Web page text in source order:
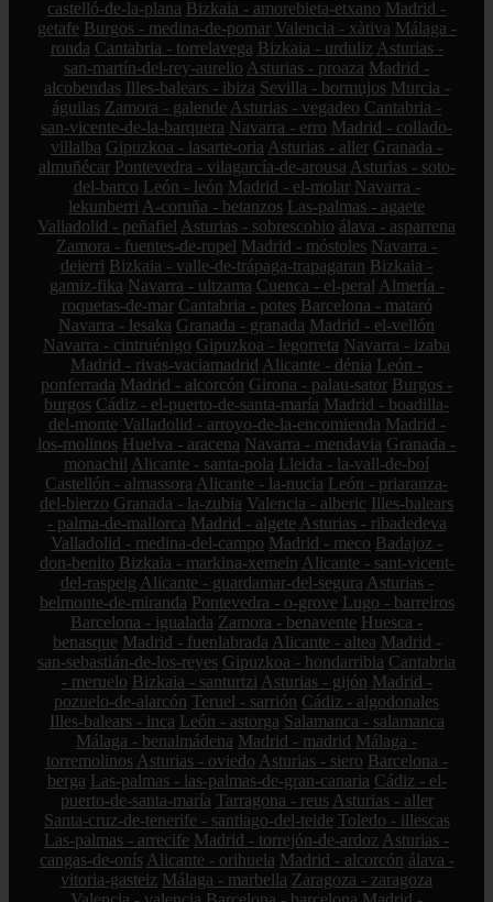
castelló-de-la-plana Bizkaia - amorebieta-etxano Madrid -
getafe Burgos - medina-de-pomar Valencia - xàtiva Málaga -
ronda Cantabria - torrelavega Bizkaia - urduliz Asturias -
san-martín-del-rey-aurelio Asturias - proaza Madrid -
alcobendas Illes-balears - ibiza Sevilla - bormujos Murcia -
águilas Zamora - galende Asturias - vegadeo Cantabria -
san-vicente-de-la-barquera Navarra - erro Madrid - collado-
villalba Gipuzkoa - lasarte-oria Asturias - aller Granada -
almuñécar Pontevedra - vilagarcía-de-arousa Asturias - soto-
del-barco León - león Madrid - el-molar Navarra -
lekunberri A-coruña - betanzos Las-palmas - agaete
Valladolid - peñafiel Asturias - sobrescobio álava - asparrena
Zamora - fuentes-de-ropel Madrid - móstoles Navarra -
deierri Bizkaia - valle-de-trápaga-trapagaran Bizkaia -
gamiz-fika Navarra - ultzama Cuenca - el-peral Almería -
roquetas-de-mar Cantabria - potes Barcelona - mataró
Navarra - lesaka Granada - granada Madrid - el-vellón
Navarra - cintruénigo Gipuzkoa - legorreta Navarra - izaba
Madrid - rivas-vaciamadrid Alicante - dénia León -
ponferrada Madrid - alcorcón Girona - palau-sator Burgos -
burgos Cádiz - el-puerto-de-santa-maría Madrid - boadilla-
del-monte Valladolid - arroyo-de-la-encomienda Madrid -
los-molinos Huelva - aracena Navarra - mendavia Granada -
monachil Alicante - santa-pola Lleida - la-vall-de-boí
Castellón - almassora Alicante - la-nucia León - priaranza-
del-bierzo Granada - la-zubia Valencia - alberic Illes-balears
- palma-de-mallorca Madrid - algete Asturias - ribadedeva
Valladolid - medina-del-campo Madrid - meco Badajoz -
don-benito Bizkaia - markina-xemein Alicante - sant-vicent-
del-raspeig Alicante - guardamar-del-segura Asturias -
belmonte-de-miranda Pontevedra - o-grove Lugo - barreiros
Barcelona - igualada Zamora - benavente Huesca -
benasque Madrid - fuenlabrada Alicante - altea Madrid -
san-sebastián-de-los-reyes Gipuzkoa - hondarribia Cantabria
- meruelo Bizkaia - santurtzi Asturias - gijón Madrid -
pozuelo-de-alarcón Teruel - sarrión Cádiz - algodonales
Illes-balears - inca León - astorga Salamanca - salamanca
Málaga - benalmádena Madrid - madrid Málaga -
torremolinos Asturias - oviedo Asturias - siero Barcelona -
berga Las-palmas - las-palmas-de-gran-canaria Cádiz - el-
puerto-de-santa-maría Tarragona - reus Asturias - aller
Santa-cruz-de-tenerife - santiago-del-teide Toledo - illescas
Las-palmas - arrecife Madrid - torrejón-de-ardoz Asturias -
cangas-de-onís Alicante - orihuela Madrid - alcorcón álava -
vitoria-gasteiz Málaga - marbella Zaragoza - zaragoza